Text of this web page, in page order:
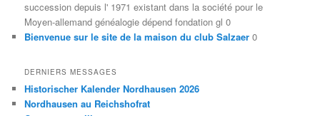
succession depuis l' 1971 existant dans la société pour le
Moyen-allemand généalogie dépend fondation gl 0
Bienvenue sur le site de la maison du club Salzaer 0
DERNIERS MESSAGES
Historischer Kalender Nordhausen 2026
Nordhausen au Reichshofrat